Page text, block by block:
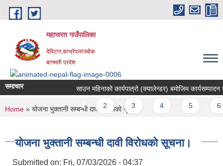
Skip to main content
महाभारत गाउँपालिका
देविटार,काभ्रेपलाञ्चोक
बागमती प्रदेश
समाचार साउन महिनाको कार्यपात्रो (क्यालेन्डर) बमोजिम कार्यसम्पादन
Pages
1
You are here
Home » योजना भुक्तानी सम्बन्धी दावी विरोधको सूचना।
योजना भुक्तानी सम्बन्धी दावी विरोधको सूचना।
Submitted on: Fri, 07/03/2026 - 04:37